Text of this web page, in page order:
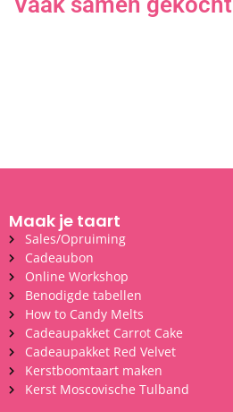
Maak je taart
Sales/Opruiming
Cadeaubon
Online Workshop
Benodigde tabellen
How to Candy Melts
Cadeaupakket Carrot Cake
Cadeaupakket Red Velvet
Kerstboomtaart maken
Kerst Moscovische Tulband